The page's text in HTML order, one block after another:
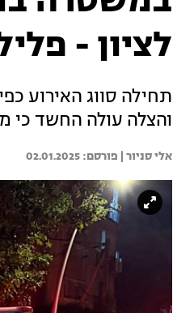
לציון -
תחילה סווג האירוע
והצלה עולה החשד כי
אלי סניור | 02.01.2025